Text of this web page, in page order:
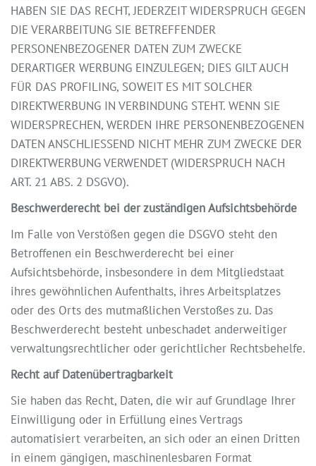
HABEN SIE DAS RECHT, JEDERZEIT WIDERSPRUCH GEGEN
DIE VERARBEITUNG SIE BETREFFENDER
PERSONENBEZOGENER DATEN ZUM ZWECKE
DERARTIGER WERBUNG EINZULEGEN; DIES GILT AUCH
FÜR DAS PROFILING, SOWEIT ES MIT SOLCHER
DIREKTWERBUNG IN VERBINDUNG STEHT. WENN SIE
WIDERSPRECHEN, WERDEN IHRE PERSONENBEZOGENEN
DATEN ANSCHLIESSEND NICHT MEHR ZUM ZWECKE DER
DIREKTWERBUNG VERWENDET (WIDERSPRUCH NACH
ART. 21 ABS. 2 DSGVO).
Beschwerderecht bei der zuständigen Aufsichtsbehörde
Im Falle von Verstößen gegen die DSGVO steht den
Betroffenen ein Beschwerderecht bei einer
Aufsichtsbehörde, insbesondere in dem Mitgliedstaat
ihres gewöhnlichen Aufenthalts, ihres Arbeitsplatzes
oder des Orts des mutmaßlichen Verstoßes zu. Das
Beschwerderecht besteht unbeschadet anderweitiger
verwaltungsrechtlicher oder gerichtlicher Rechtsbehelfe.
Recht auf Datenübertragbarkeit
Sie haben das Recht, Daten, die wir auf Grundlage Ihrer
Einwilligung oder in Erfüllung eines Vertrags
automatisiert verarbeiten, an sich oder an einen Dritten
in einem gängigen, maschinenlesbaren Format